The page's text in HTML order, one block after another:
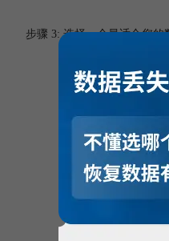
步骤 3: 选择一个最适合您